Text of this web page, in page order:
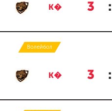
К� 3 :
Волейбол
К� 3 :